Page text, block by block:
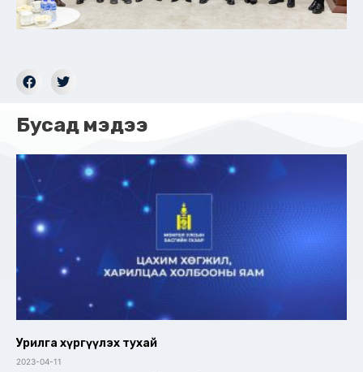
Бусад мэдээ
Урилга хүргүүлэх тухай
2023-04-11